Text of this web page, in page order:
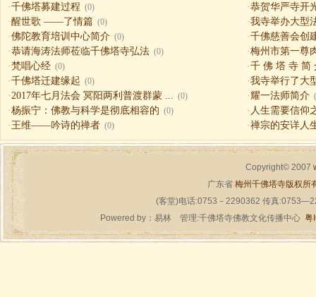
·千佛塔募建过程 (0) ·恭贺华严寺开
·醒世歌 ——了情篇 (0) ·我寺举办大型
·佛陀教育培训中心简介 (0) ·千佛慈善会创
·恭请海涛法师莅临千佛塔寺弘法 (0) ·梅州市第一尊
·梵唱心经 (0) ·千 佛 塔 寺 简
·千佛塔迁建缘起 (0) ·我寺举行了大
· 2017年七月法会 冥阳两利普渡群蒙 ... (0) ·耀一法师简介
·杨振宁：佛教与科学是彻底相容的 (0) · 人生需要信仰
· 王维——吟诗的禅者 (0) ·禅宗的安详人
Copyright© 2007
广东省 梅州千佛塔寺版权所
(客堂)电话:0753－2290362 传真
Powered by： 易林管理:千佛塔寺佛教文化传播中心 粤